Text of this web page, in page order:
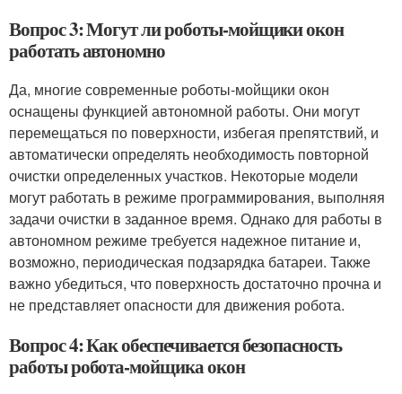
Вопрос 3: Могут ли роботы-мойщики окон
работать автономно
Да, многие современные роботы-мойщики окон
оснащены функцией автономной работы. Они могут
перемещаться по поверхности, избегая препятствий, и
автоматически определять необходимость повторной
очистки определенных участков. Некоторые модели
могут работать в режиме программирования, выполняя
задачи очистки в заданное время. Однако для работы в
автономном режиме требуется надежное питание и,
возможно, периодическая подзарядка батареи. Также
важно убедиться, что поверхность достаточно прочна и
не представляет опасности для движения робота.
Вопрос 4: Как обеспечивается безопасность
работы робота-мойщика окон